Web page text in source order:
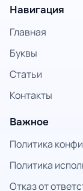
Навигация
Главная
Буквы
Статьи
Контакты
Важное
Политика
Политика
Отказ от